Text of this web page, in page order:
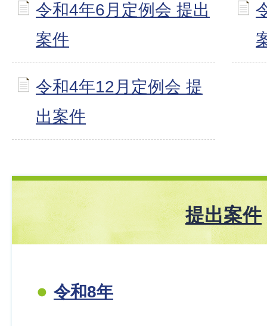
令和4年6月定例会 提出
案件
令和4年12月定例会 提
出案件
提出案件
令和8年